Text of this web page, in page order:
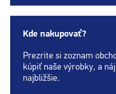
Kde nakupovať?
Prezrite si zoznam
kúpiť naše výrobky, a
najbližšie.